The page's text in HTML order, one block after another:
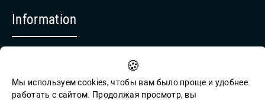
Information
Feedback for reports of corruption
🍪
Мы используем cookies, чтобы вам было проще и удобнее
работать с сайтом. Продолжая просмотр, вы